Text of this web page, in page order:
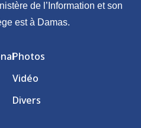
de l’Information et son
est à Damas.
Photos
Vidéo
Divers